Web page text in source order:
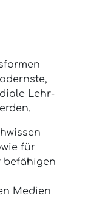
Lehr-
für
befähigen
Medien